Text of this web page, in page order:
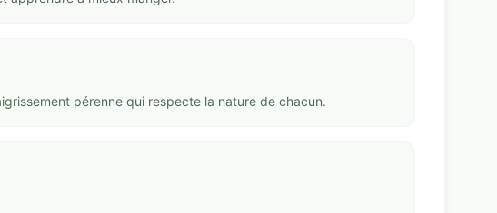
pérenne qui respecte la nature de chacun.